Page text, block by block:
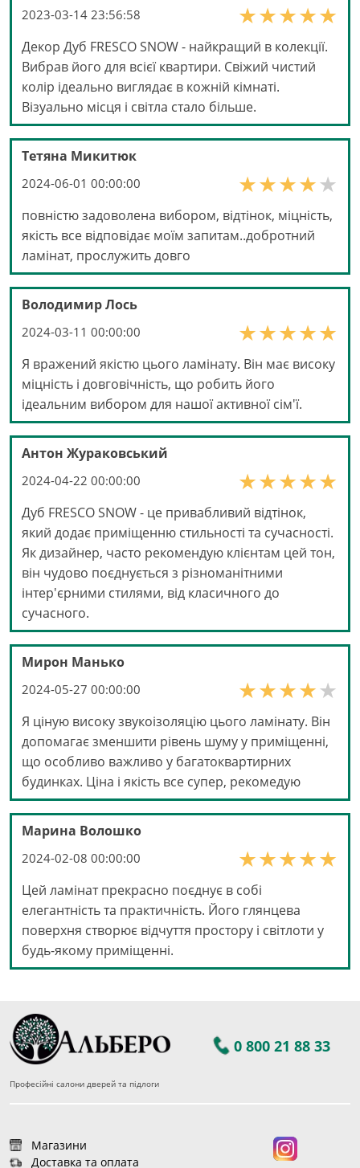
2023-03-14 23:56:58
Декор Дуб FRESCO SNOW - найкращий в колекції.
Вибрав його для всієї квартири. Свіжий чистий
колір ідеально виглядає в кожній кімнаті.
Візуально місця і світла стало більше.
Тетяна Микитюк
2024-06-01 00:00:00
повністю задоволена вибором, відтінок, міцність,
якість все відповідає моїм запитам..добротний
ламінат, прослужить довго
Володимир Лось
2024-03-11 00:00:00
Я вражений якістю цього ламінату. Він має високу
міцність і довговічність, що робить його
ідеальним вибором для нашої активної сім'ї.
Антон Жураковський
2024-04-22 00:00:00
Дуб FRESCO SNOW - це привабливий відтінок,
який додає приміщенню стильності та сучасності.
Як дизайнер, часто рекомендую клієнтам цей тон,
він чудово поєднується з різноманітними
інтер'єрними стилями, від класичного до
сучасного.
Мирон Манько
2024-05-27 00:00:00
Я ціную високу звукоізоляцію цього ламінату. Він
допомагає зменшити рівень шуму у приміщенні,
що особливо важливо у багатоквартирних
будинках. Ціна і якість все супер, рекомедую
Марина Волошко
2024-02-08 00:00:00
Цей ламінат прекрасно поєднує в собі
елегантність та практичність. Його глянцева
поверхня створює відчуття простору і світлоти у
будь-якому приміщенні.
0 800 21 88 33
Професійні салони дверей та підлоги
Магазини
Доставка та оплата